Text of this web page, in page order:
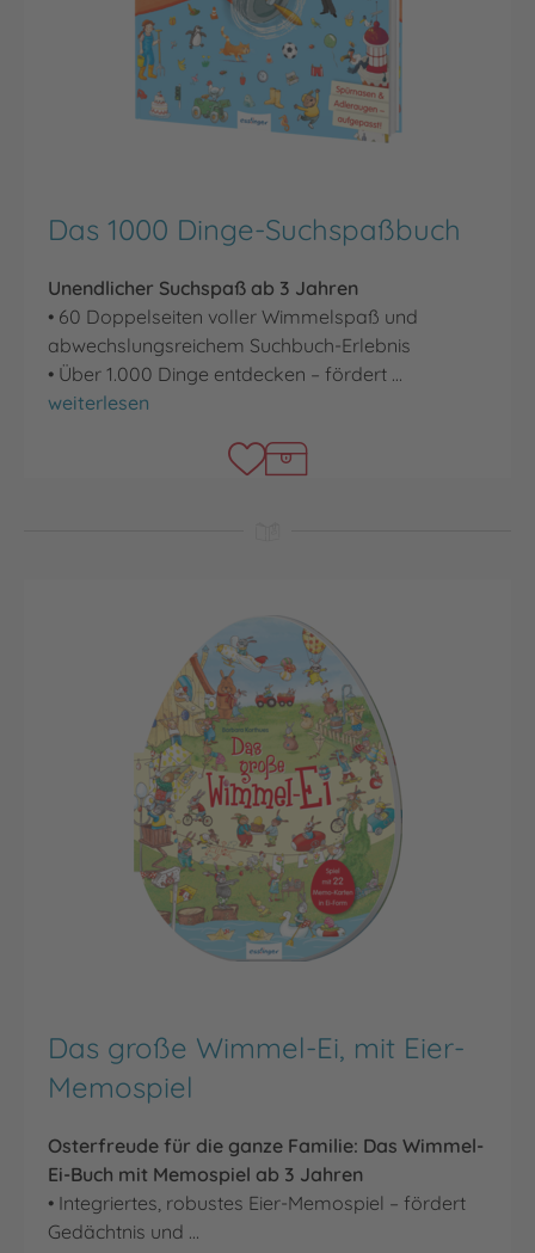
Das 1000 Dinge-Suchspaßbuch
Unendlicher Suchspaß ab 3 Jahren
• 60 Doppelseiten voller Wimmelspaß und
abwechslungsreichem Suchbuch-Erlebnis
• Über 1.000 Dinge entdecken – fördert …
Das 1000 Dinge-Suchspaßbuch
weiterlesen
Das große Wimmel-Ei, mit Eier-
Memospiel
Osterfreude für die ganze Familie: Das Wimmel-
Ei-Buch mit Memospiel ab 3 Jahren
• Integriertes, robustes Eier-Memospiel – fördert
Gedächtnis und …